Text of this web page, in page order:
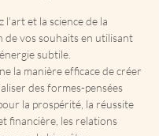
l'art et la science de la
de vos souhaits en utilisant
subtile.
la manière efficace de créer
des formes-pensées
la prospérité, la réussite
financière, les relations